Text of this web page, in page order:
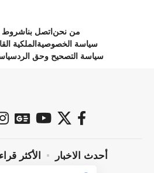
من نحن اتصل بناشروط
سياسة الخصوصية الملكية
سياسة التصحيح وحق الرد
أحدث الاخبار الأكثر